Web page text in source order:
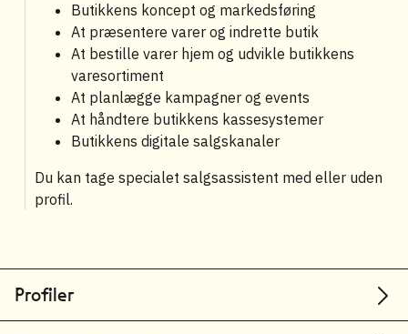
Butikkens koncept og markedsføring
At præsentere varer og indrette butik
At bestille varer hjem og udvikle butikkens
varesortiment
At planlægge kampagner og events
At håndtere butikkens kassesystemer
Butikkens digitale salgskanaler
Du kan tage specialet salgsassistent med eller uden
profil.
Profiler